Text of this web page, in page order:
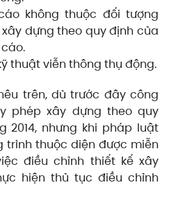
không thuộc đối tượng
dựng theo quy định của
thuật viễn thông thụ động.
trên, dù trước đây công
phép xây dựng theo quy
2014, nhưng khi pháp luật
trình thuộc diện được miễn
điều chỉnh thiết kế xây
hiện thủ tục điều chỉnh